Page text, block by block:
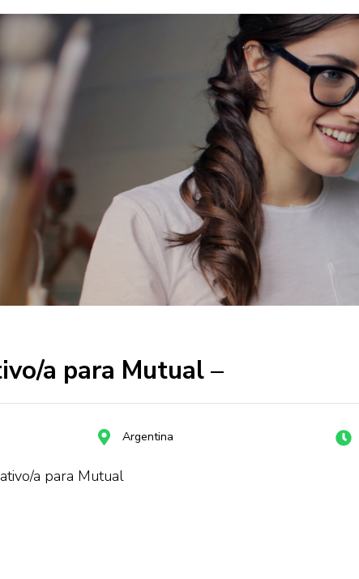
a para Mutual –
Argentina
a para Mutual